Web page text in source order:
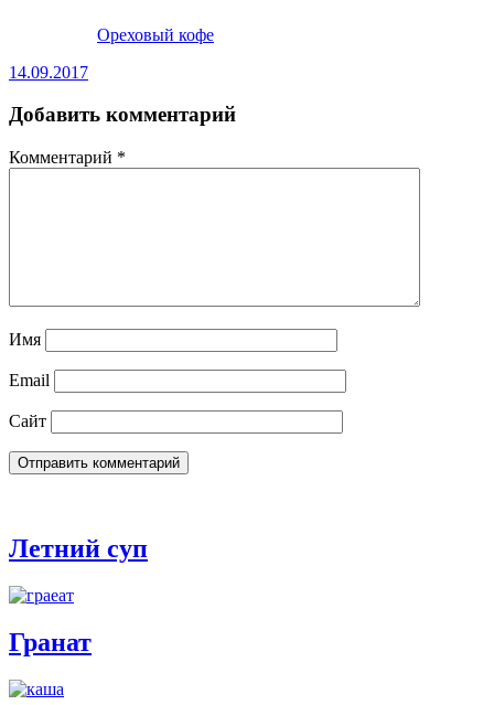
Ореховый кофе
14.09.2017
Добавить комментарий
Комментарий *
Имя
Email
Сайт
Летний суп
Гранат